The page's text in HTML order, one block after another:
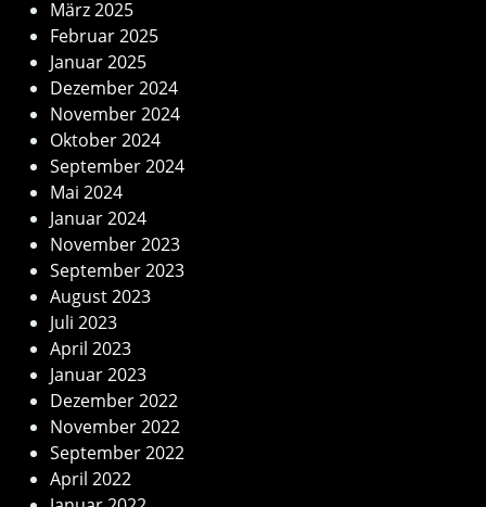
März 2025
Februar 2025
Januar 2025
Dezember 2024
November 2024
Oktober 2024
September 2024
Mai 2024
Januar 2024
November 2023
September 2023
August 2023
Juli 2023
April 2023
Januar 2023
Dezember 2022
November 2022
September 2022
April 2022